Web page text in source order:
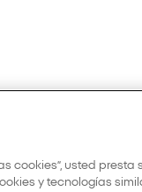
cookies”, usted
y tecnologías